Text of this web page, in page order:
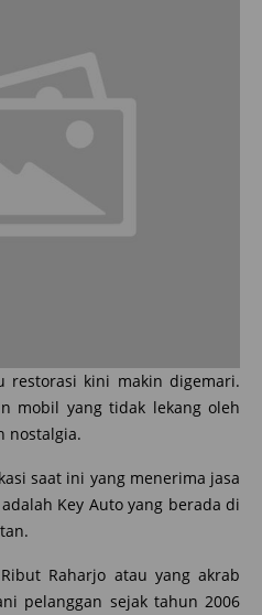
restorasi kini makin digemari.
mobil yang tidak lekang oleh
nostalgia.
saat ini yang menerima jasa
Key Auto yang berada di
Raharjo atau yang akrab
pelanggan sejak tahun 2006